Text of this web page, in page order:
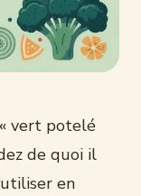
vert potelé
de quoi il
en